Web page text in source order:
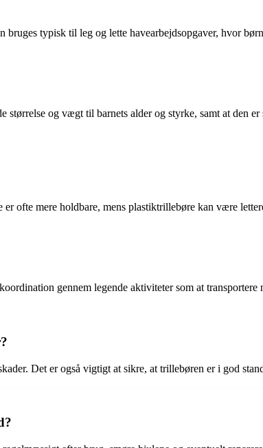
typisk til leg og lette havearbejdsopgaver, hvor
og vægt til barnets alder og styrke, samt at den
ofte mere holdbare, mens plastiktrillebøre kan være
gennem legende aktiviteter som at transportere
Det er også vigtigt at sikre, at trillebøren er i god